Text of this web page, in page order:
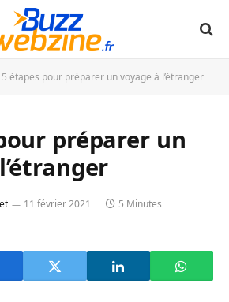
5 étapes pour préparer un voyage à l’étranger
préparer un
11 février 2021
5 Minutes